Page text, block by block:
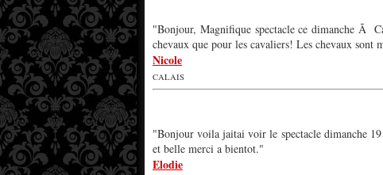
"Bonjour, Magnifique spectacle ce dimanche Ã
chevaux que pour les cavaliers! Les chevaux
Nicole
CALAIS
"Bonjour voila jaitai voir le spectacle dimanche
et belle merci a bientot."
Elodie